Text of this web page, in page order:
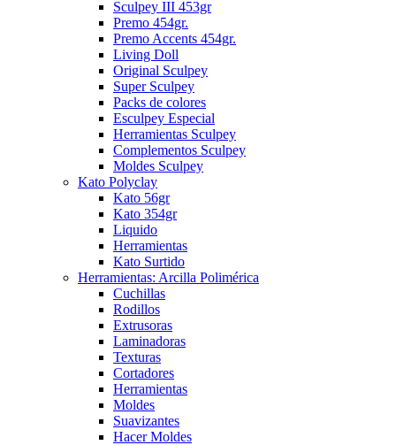
Sculpey III 453gr
Premo 454gr.
Premo Accents 454gr.
Living Doll
Original Sculpey
Super Sculpey
Packs de colores
Esculpey Especial
Herramientas Sculpey
Complementos Sculpey
Moldes Sculpey
Kato Polyclay
Kato 56gr
Kato 354gr
Liquido
Herramientas
Kato Surtido
Herramientas: Arcilla Polimérica
Cuchillas
Rodillos
Extrusoras
Laminadoras
Texturas
Cortadores
Herramientas
Moldes
Suavizantes
Hacer Moldes